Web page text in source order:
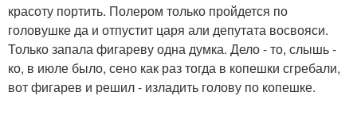
красоту портить. Полером только пройдется по
головушке да и отпустит царя али депутата восвояси.
Только запала фигареву одна думка. Дело - то, слышь -
ко, в июле было, сено как раз тогда в копешки сгребали,
вот фигарев и решил - изладить голову по копешке.